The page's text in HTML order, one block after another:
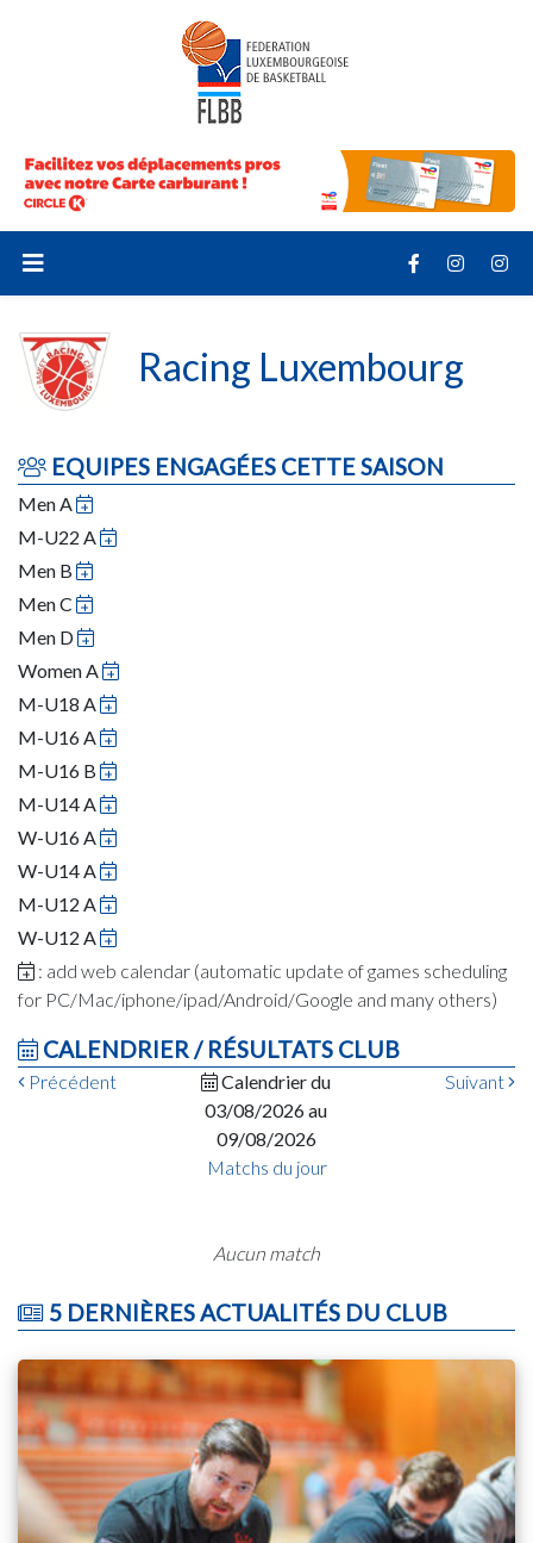
Racing Luxembourg
EQUIPES ENGAGÉES CETTE SAISON
Men A
M-U22 A
Men B
Men C
Men D
Women A
M-U18 A
M-U16 A
M-U16 B
M-U14 A
W-U16 A
W-U14 A
M-U12 A
W-U12 A
: add web calendar (automatic update of games scheduling
for PC/Mac/iphone/ipad/Android/Google and many others)
CALENDRIER / RÉSULTATS CLUB
Précédent
Calendrier du
03/08/2026 au
09/08/2026
Suivant
Matchs du jour
Aucun match
5 DERNIÈRES ACTUALITÉS DU CLUB